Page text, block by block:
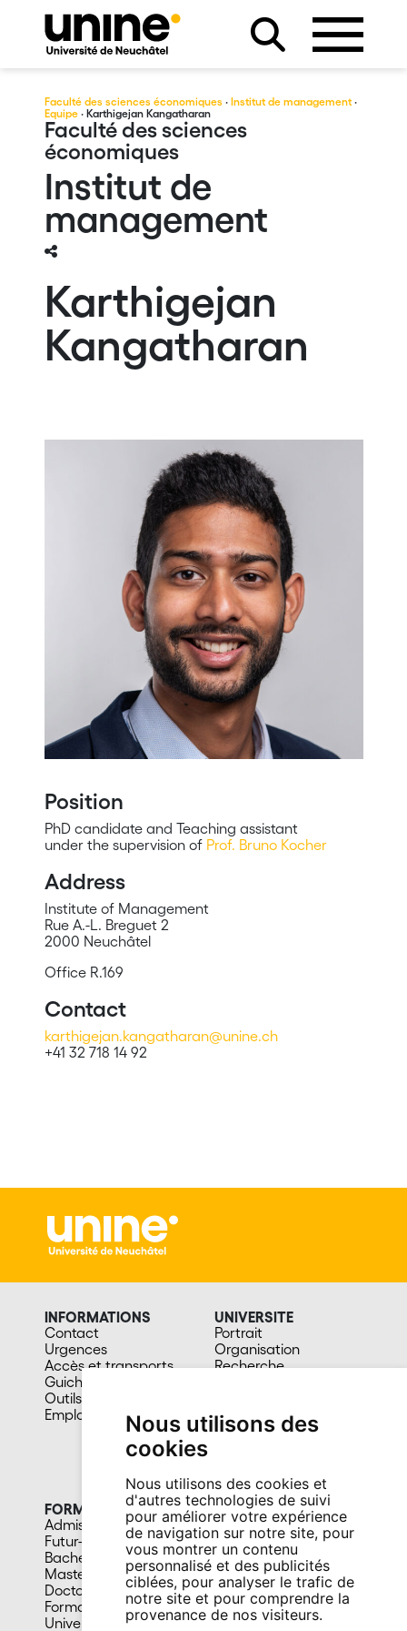
Nous utilisons des
cookies
Nous utilisons des cookies et
d'autres technologies de suivi
pour améliorer votre expérience
de navigation sur notre site, pour
vous montrer un contenu
personnalisé et des publicités
ciblées, pour analyser le trafic de
notre site et pour comprendre la
provenance de nos visiteurs.
Faculté des sciences économiques · Institut de management·
Equipe· Karthigejan Kangatharan
Faculté des sciences
économiques
Institut de
management
Karthigejan
Kangatharan
Position
PhD candidate and Teaching assistant
under the supervision of Prof. Bruno Kocher
Address
Institute of Management
Rue A.-L. Breguet 2
2000 Neuchâtel
Office R.169
Contact
karthigejan.kangatharan@unine.ch
+41 32 718 14 92
INFORMATIONS
Contact
Urgences
Accès et transports
Guichet étudiant-e-s
Outils étudiant-e-s
Emploi
UNIVERSITE
Portrait
Organisation
Recherche
Magazine A la une
Développement
Facultés et sous-unités
FORMATION
Admission
Futur-e étudiant-e
Bachelors
Masters
Doctorat
Formation continue
Université du 3e âge
CAMPUS
Bibliothèques
Culture et vie sociale
Sports
Santé
Cafétérias
En images